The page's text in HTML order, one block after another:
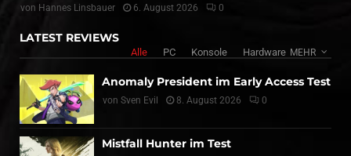
von Hannes Linsbauer 6. August 2026 0
LATEST REVIEWS
Alle PC Konsole Hardware MEHR
Anomaly President im Early Access Test
von Sven Evil 8. August 2026 0
Mistfall Hunter im Test